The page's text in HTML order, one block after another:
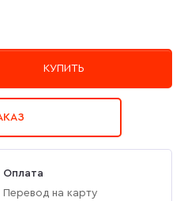
КУПИТЬ
Оплата
Перевод на карту